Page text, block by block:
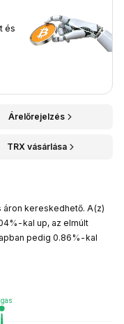
és
Árelőrejelzés
TRX vásárlása
áron kereskedhető. A(z)
kal up, az elmúlt
pedig 0.86%-kal